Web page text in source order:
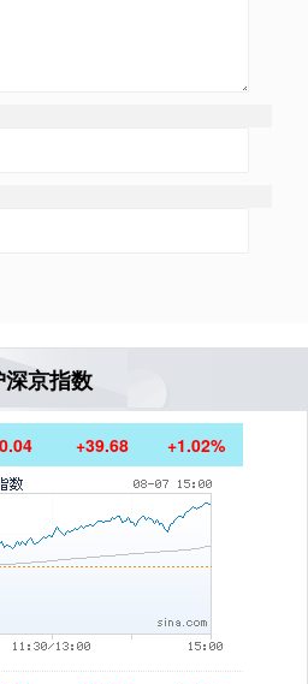
深京指数
+39.68 +1.02%